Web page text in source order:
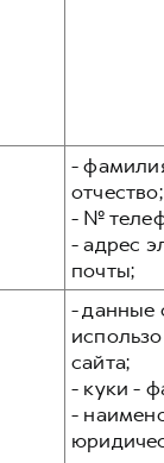
-
отчество;
- №
- адрес
почты;
- данные
сайта;
- куки -
-